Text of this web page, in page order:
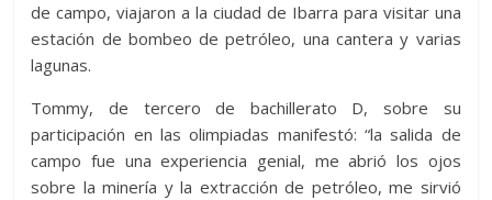
de campo, viajaron a la ciudad de Ibarra para visitar una
estación de bombeo de petróleo, una cantera y varias
lagunas.
Tommy, de tercero de bachillerato D, sobre su
participación en las olimpiadas manifestó: “la salida de
campo fue una experiencia genial, me abrió los ojos
sobre la minería y la extracción de petróleo, me sirvió